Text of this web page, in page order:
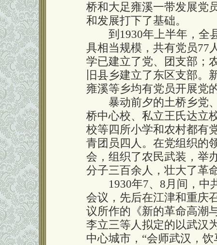
桥和大足雍溪一带发展党
和发展打下了基础。
到1930年上半年，全
具相当规模，共有党员77
学已建立了党、团支部；
旧县乡建立了东区支部。
雍溪等乡均有党员开展党
暴动前夕的土桥乡党、
桥中心校、私立王氏达立
校等四所小学和农村都有
青团员四人。在党组织的
会，组织了农民武装，举
分子三百余人，壮大了革
1930年7、8月间，中
会议，先后在江津和重庆
议所作的《新的革命高潮
李立三等人拟定的以武汉
中心城市，“会师武汉，